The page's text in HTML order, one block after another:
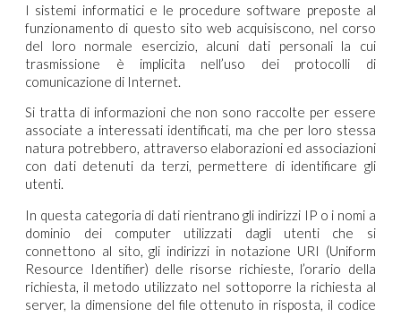
I sistemi informatici e le procedure software preposte al
funzionamento di questo sito web acquisiscono, nel corso
del loro normale esercizio, alcuni dati personali la cui
trasmissione è implicita nell’uso dei protocolli di
comunicazione di Internet.
Si tratta di informazioni che non sono raccolte per essere
associate a interessati identificati, ma che per loro stessa
natura potrebbero, attraverso elaborazioni ed associazioni
con dati detenuti da terzi, permettere di identificare gli
utenti.
In questa categoria di dati rientrano gli indirizzi IP o i nomi a
dominio dei computer utilizzati dagli utenti che si
connettono al sito, gli indirizzi in notazione URI (Uniform
Resource Identifier) delle risorse richieste, l’orario della
richiesta, il metodo utilizzato nel sottoporre la richiesta al
server, la dimensione del file ottenuto in risposta, il codice